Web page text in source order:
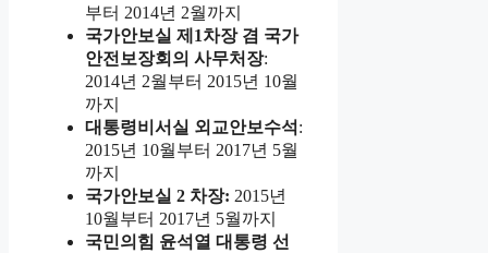
부터 2014년 2월까지
국가안보실 제1차장 겸 국가
안전보장회의 사무처장:
2014년 2월부터 2015년 10월
까지
대통령비서실 외교안보수석 :
2015년 10월부터 2017년 5월
까지
국가안보실 2 차장: 2015년
10월부터 2017년 5월까지
국민의힘 윤석열 대통령 선